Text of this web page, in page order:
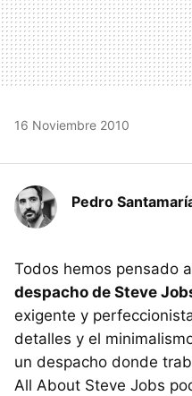
16 Noviembre 2010
Pedro
Todos hemos pensado
despacho de Steve
exigente y
detalles y el
un despacho donde
All About Steve Jobs